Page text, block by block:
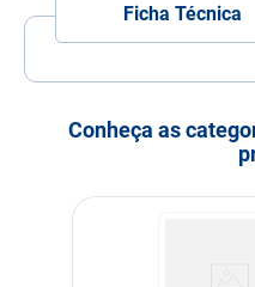
Ficha Técnica
Conheça as